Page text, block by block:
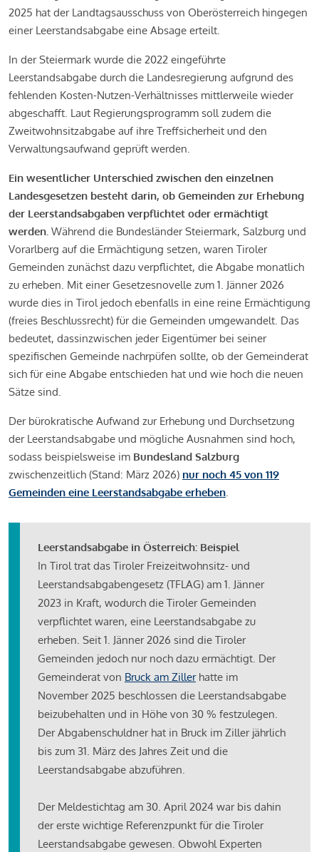
2025 hat der Landtagsausschuss von Oberösterreich hingegen
einer Leerstandsabgabe eine Absage erteilt.
In der Steiermark wurde die 2022 eingeführte
Leerstandsabgabe durch die Landesregierung aufgrund des
fehlenden Kosten-Nutzen-Verhältnisses mittlerweile wieder
abgeschafft. Laut Regierungsprogramm soll zudem die
Zweitwohnsitzabgabe auf ihre Treffsicherheit und den
Verwaltungsaufwand geprüft werden.
Ein wesentlicher Unterschied zwischen den einzelnen
Landesgesetzen besteht darin, ob Gemeinden zur Erhebung
der Leerstandsabgaben verpflichtet oder ermächtigt
werden. Während die Bundesländer Steiermark, Salzburg und
Vorarlberg auf die Ermächtigung setzen, waren Tiroler
Gemeinden zunächst dazu verpflichtet, die Abgabe monatlich
zu erheben. Mit einer Gesetzesnovelle zum 1. Jänner 2026
wurde dies in Tirol jedoch ebenfalls in eine reine Ermächtigung
(freies Beschlussrecht) für die Gemeinden umgewandelt. Das
bedeutet, dassinzwischen jeder Eigentümer bei seiner
spezifischen Gemeinde nachrpüfen sollte, ob der Gemeinderat
sich für eine Abgabe entschieden hat und wie hoch die neuen
Sätze sind.
Der bürokratische Aufwand zur Erhebung und Durchsetzung
der Leerstandsabgabe und mögliche Ausnahmen sind hoch,
sodass beispielsweise im Bundesland Salzburg
zwischenzeitlich (Stand: März 2026) nur noch 45 von 119
Gemeinden eine Leerstandsabgabe erheben.
Leerstandsabgabe in Österreich: Beispiel
In Tirol trat das Tiroler Freizeitwohnsitz- und
Leerstandsabgabengesetz (TFLAG) am 1. Jänner
2023 in Kraft, wodurch die Tiroler Gemeinden
verpflichtet waren, eine Leerstandsabgabe zu
erheben. Seit 1. Jänner 2026 sind die Tiroler
Gemeinden jedoch nur noch dazu ermächtigt. Der
Gemeinderat von Bruck am Zillerhatte im
November 2025 beschlossen die Leerstandsabgabe
beizubehalten und in Höhe von 30 % festzulegen.
Der Abgabenschuldner hat in Bruck im Ziller jährlich
bis zum 31. März des Jahres Zeit und die
Leerstandsabgabe abzuführen.
Der Meldestichtag am 30. April 2024 war bis dahin
der erste wichtige Referenzpunkt für die Tiroler
Leerstandsabgabe gewesen. Obwohl Experten